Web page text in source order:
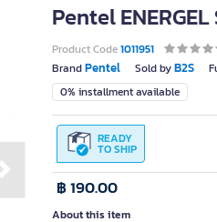
Next slide
Pentel
Product Code1011951
BrandPentel Sold byB2S
0% installment available
READY
TO SHIP
฿ 190.00
About this item